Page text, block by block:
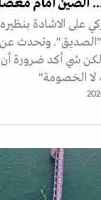
على الاشادة
و"الصديق". وتحدث
لكن شي أكد ضرورة أن
لا الخصومة"